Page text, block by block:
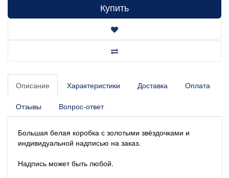
Купить
Описание Характеристики Доставка Оплата
Отзывы Вопрос-ответ
Большая белая коробка с золотыми звёздочками и
индивидуальной надписью на заказ.
Надпись может быть любой.